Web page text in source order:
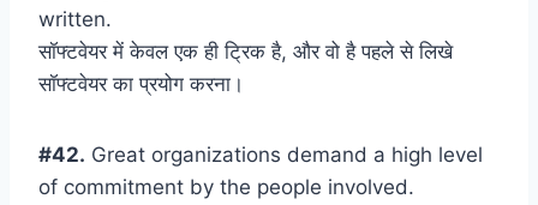
written.
सॉफ्टवेयर में केवल एक ही ट्रिक है, और वो है पहले से लिखे
सॉफ्टवेयर का प्रयोग करना।
#42. Great organizations demand a high level
of commitment by the people involved.